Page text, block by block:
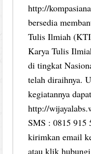
http://
bersedia
Tulis Ilmiah
Karya Tulis
di tingkat
telah diraihnya.
kegiatannya
http://
SMS : 0815 915
kirimkan email
atau klik